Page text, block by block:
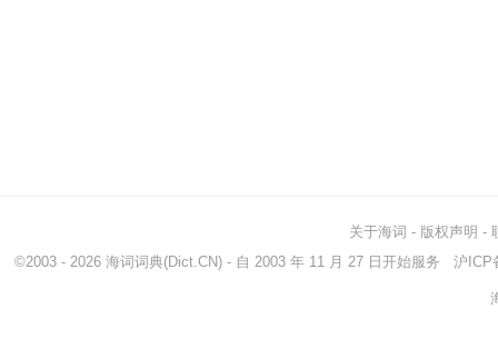
关于海词 - 版权声明 -
©2003 - 2026 海词词典(Dict.CN) - 自 2003 年 11 月 27 日开始服务 沪ICP